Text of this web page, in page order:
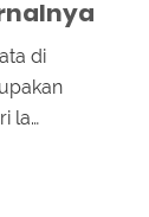
di
la…